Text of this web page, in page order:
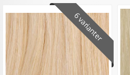
LÄGG I
6 varianter